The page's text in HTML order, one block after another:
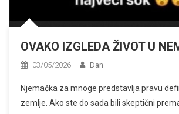
OVAKO IZGLEDA ŽIVOT U
03/05/2026 Dan
Njemačka za mnoge predstavlja pravu
zemlje. Ako ste do sada bili skeptični